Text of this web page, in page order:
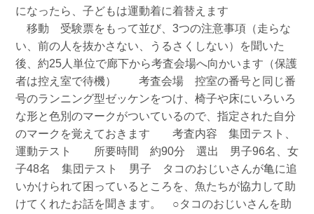
になったら、子どもは運動着に着替えます
移動 受験票をもって並び、3つの注意事項（走らな
い、前の人を抜かさない、うるさくしない）を聞いた
後、約25人単位で廊下から考査会場へ向かいます（保護
者は控え室で待機） 考査会場 控室の番号と同じ番
号のランニング型ゼッケンをつけ、椅子や床にいろいろ
な形と色別のマークがついているので、指定された自分
のマークを覚えておきます 考査内容 集団テスト、
運動テスト 所要時間 約90分 選出 男子96名、女
子48名 集団テスト 男子 タコのおじいさんが亀に追
いかけられて困っているところを、魚たちが協力して助
けてくれたお話を聞きます。 ○タコのおじいさんを助